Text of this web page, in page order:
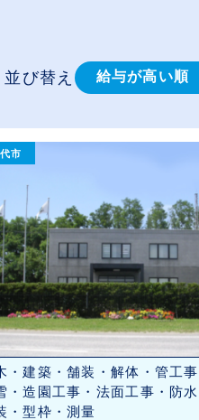
並び替え 給与が高い順
休日数が多い順
市
・建築・舗装・解体・管工事
・造園工事・法面工事・防水
・型枠・測量